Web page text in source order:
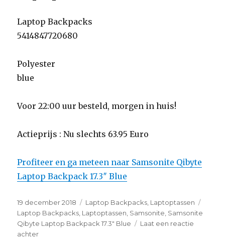
Laptop Backpacks
5414847720680
Polyester
blue
Voor 22:00 uur besteld, morgen in huis!
Actieprijs : Nu slechts 63.95 Euro
Profiteer en ga meteen naar Samsonite Qibyte
Laptop Backpack 17.3″ Blue
Geplaatst
op
19 december 2018 Categorieën
Laptop Backpacks, Laptoptassen
Laptop Backpacks, Laptoptassen, Samsonite, Samsonite
Qibyte Laptop Backpack 17.3" Blue
Laat een reactie
achter